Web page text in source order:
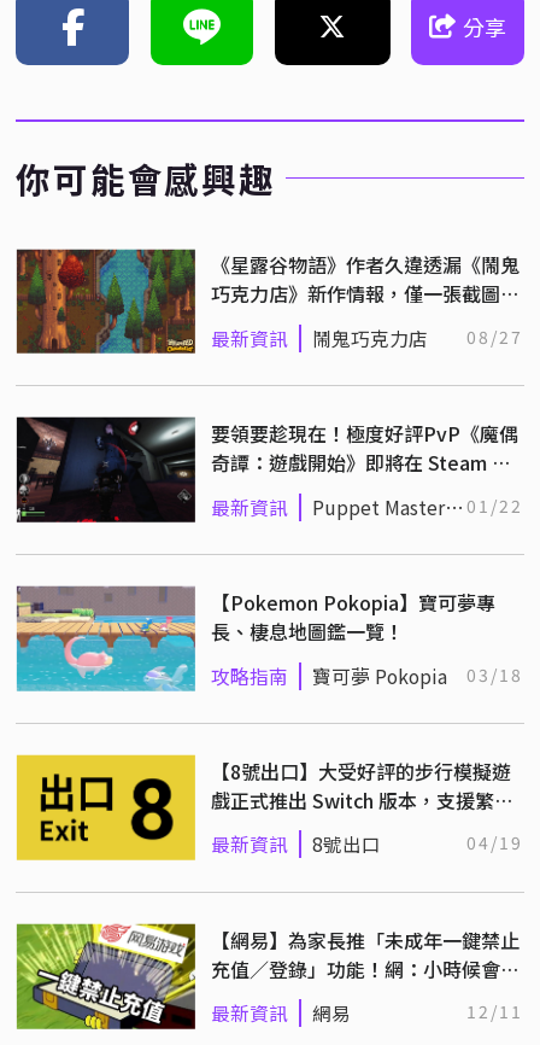
分享
你可能會感興趣
《星露谷物語》作者久違透漏《鬧鬼
巧克力店》新作情報，僅一張截圖就
引發熱烈討論！
最新資訊 鬧鬼巧克力店 08/27
要領要趁現在！極度好評PvP《魔偶
奇譚：遊戲開始》即將在 Steam 平
台永久下架！
最新資訊
Puppet Master:
01/22
【Pokemon Pokopia】寶可夢專
長、棲息地圖鑑一覽！
攻略指南 寶可夢 Pokopia 03/18
【8號出口】大受好評的步行模擬遊
戲正式推出 Switch 版本，支援繁體
中文！
最新資訊 8號出口 04/19
【網易】為家長推「未成年一鍵禁止
充值／登錄」功能！網：小時候會反
對，長大後贊成
最新資訊 網易 12/11